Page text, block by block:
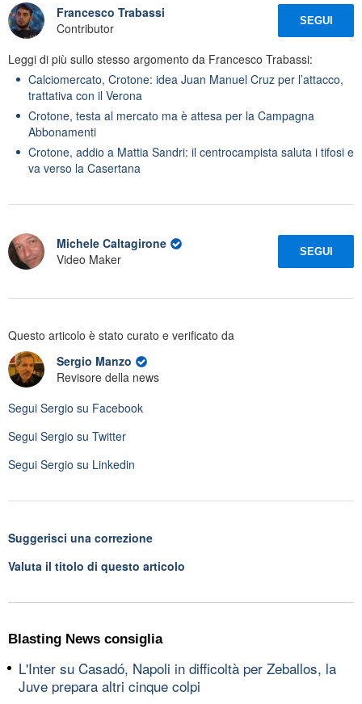
Francesco Trabassi
Contributor
SEGUI
Leggi di più sullo stesso argomento da Francesco Trabassi:
Calciomercato, Crotone: idea Juan Manuel Cruz per l’attacco,
trattativa con il Verona
Crotone, testa al mercato ma è attesa per la Campagna
Abbonamenti
Crotone, addio a Mattia Sandri: il centrocampista saluta i tifosi e
va verso la Casertana
Michele Caltagirone
Video Maker
SEGUI
Questo articolo è stato curato e verificato da
Sergio Manzo
Revisore della news
Segui Sergio su Facebook
Segui Sergio su Twitter
Segui Sergio su Linkedin
Suggerisci una correzione
Valuta il titolo di questo articolo
Blasting News consiglia
L'Inter su Casadó, Napoli in difficoltà per Zeballos, la
Juve prepara altri cinque colpi